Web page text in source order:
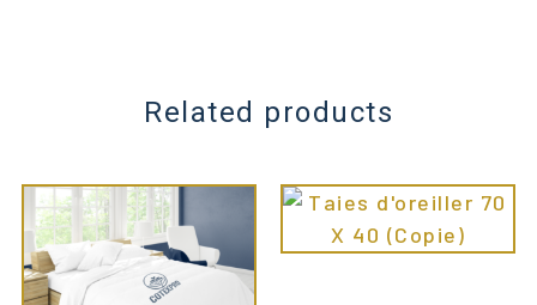
Related products